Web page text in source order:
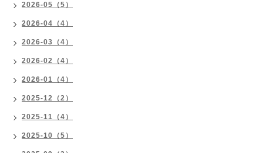
2026-05（5）
2026-04（4）
2026-03（4）
2026-02（4）
2026-01（4）
2025-12（2）
2025-11（4）
2025-10（5）